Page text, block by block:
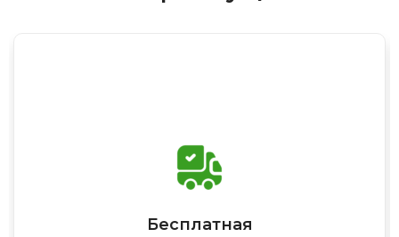
Бесплатная